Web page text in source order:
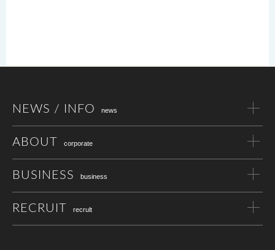
NEWS / INFO news
ABOUT corporate
BUSINESS business
RECRUIT recrult